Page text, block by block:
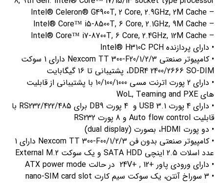
– Intel® Celeron® G4900T, 2 Core, 2.9GHz, 2M Cache
– Intel® Core™ i5-8500T, 6 Core, 2.1GHz, 9M Cache
– Intel® Core™ i7-8700T, 6 Core, 2.4GHz, 12M Cache
• دارای پردازنده Intel® H310C PCH
• کامپیوتر صنعتی Nexcom TT 300-F20/1/2/3 دارای 1 سوکت
DDR4 2400/2666 SO-DIM، پشتیبانی تا 16 گیگابایت
• دارای 2 پورت اترنت مسی 10/100/1000 با پشتیبانی از قابلیت
های WoL, Teaming and PXE
• دارای 4 پورت USB 3.1 و 4 پورت DB9 برای RS232/422/485 با
قابلیت Auto flow control و 8 پورت RS232
• دو پورت HDMI، بصورت (dual display)
• کامپیوتر صنعتی بدون فن Nexcom TT 300-F00/1/2/3 دارای 1
عدد اسلات 2.5 اینچی SATA HDD و یک سوکت External M.2
• دارای ورودی پاور +12 , +24V در حالت ATX power mode
• 3 سوراخ آنتن، یک سوکت سیم کارت nano-SIM card slot